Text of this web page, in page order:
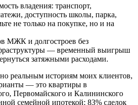
владения: транспорт,
доступность школы, парка,
не только на покупке, но и на
МЖК и долгостроев без
— временный выигрыш
затяжными расходами.
реальным историям моих клиентов,
— это квартиры в
Первомайского и Калининского
семейной ипотекой: 83% сделок